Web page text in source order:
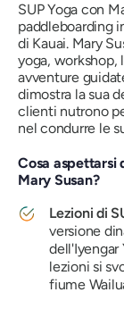
SUP Yoga con
paddleboarding
di Kauai. Mary
yoga,
avventure
dimostra la sua
clienti nutrono
nel condurre le
Cosa aspettarsi
Mary Susan?
Lezioni di
versione
dell'Iyengar
lezioni si
fiume